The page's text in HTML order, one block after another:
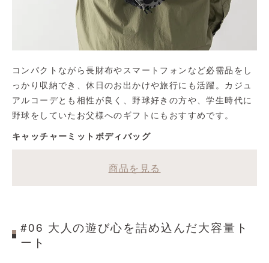
コンパクトながら長財布やスマートフォンなど必需品をし
っかり収納でき、休日のお出かけや旅行にも活躍。カジュ
アルコーデとも相性が良く、野球好きの方や、学生時代に
野球をしていたお父様へのギフトにもおすすめです。
キャッチャーミットボディバッグ
商品を見る
#06 大人の遊び心を詰め込んだ大容量ト
ート